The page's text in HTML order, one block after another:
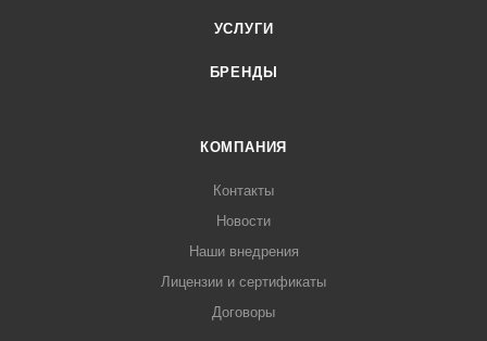
УСЛУГИ
БРЕНДЫ
КОМПАНИЯ
Контакты
Новости
Наши внедрения
Лицензии и сертификаты
Договоры